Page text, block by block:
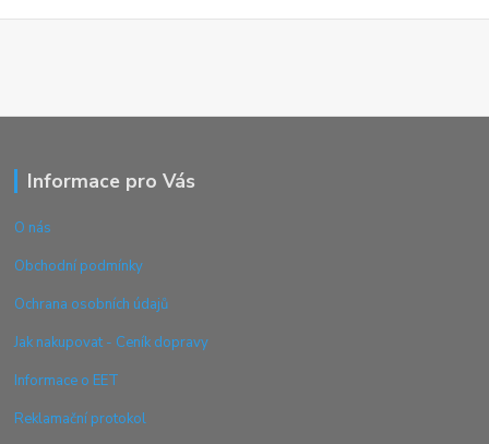
Informace pro Vás
O nás
Obchodní podmínky
Ochrana osobních údajů
Jak nakupovat - Ceník dopravy
Informace o EET
Reklamační protokol